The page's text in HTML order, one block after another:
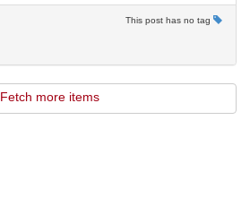
Fetch more items